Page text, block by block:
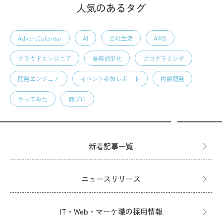
人気のあるタグ
AdventCalendar AI 会社生活 AWS
クラウドエンジニア 業務効率化 プログラミング
開発エンジニア イベント参加レポート 内製開発
やってみた 競プロ
新着記事一覧
ニュースリリース
IT・Web・マーケ職の採用情報